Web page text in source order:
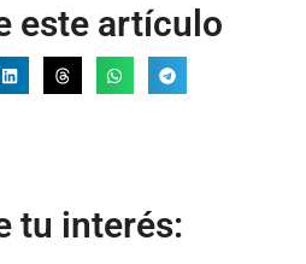
este artículo
tu interés: